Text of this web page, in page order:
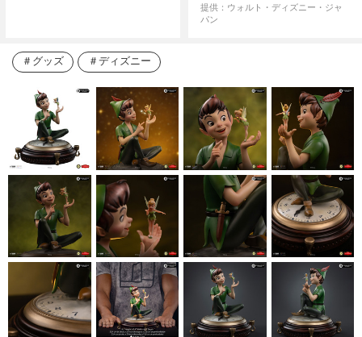
提供：ウォルト・ディズニー・ジャ
パン
グッズ ディズニー